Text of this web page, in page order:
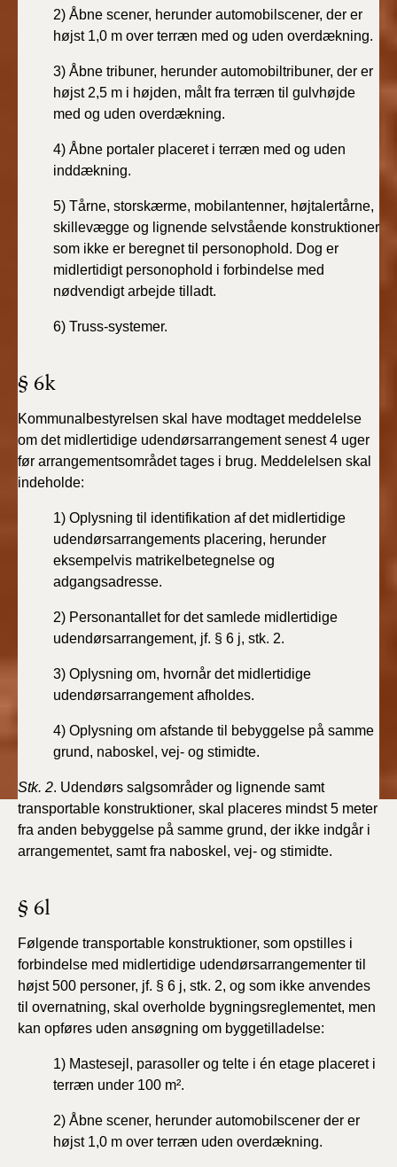
2) Åbne scener, herunder automobilscener, der er
højst 1,0 m over terræn med og uden overdækning.
3) Åbne tribuner, herunder automobiltribuner, der er
højst 2,5 m i højden, målt fra terræn til gulvhøjde
med og uden overdækning.
4) Åbne portaler placeret i terræn med og uden
inddækning.
5) Tårne, storskærme, mobilantenner, højtalertårne,
skillevægge og lignende selvstående konstruktioner
som ikke er beregnet til personophold. Dog er
midlertidigt personophold i forbindelse med
nødvendigt arbejde tilladt.
6) Truss-systemer.
§ 6k
Kommunalbestyrelsen skal have modtaget meddelelse
om det midlertidige udendørsarrangement senest 4 uger
før arrangementsområdet tages i brug. Meddelelsen skal
indeholde:
1) Oplysning til identifikation af det midlertidige
udendørsarrangements placering, herunder
eksempelvis matrikelbetegnelse og
adgangsadresse.
2) Personantallet for det samlede midlertidige
udendørsarrangement, jf. § 6 j, stk. 2.
3) Oplysning om, hvornår det midlertidige
udendørsarrangement afholdes.
4) Oplysning om afstande til bebyggelse på samme
grund, naboskel, vej- og stimidte.
Stk. 2. Udendørs salgsområder og lignende samt
transportable konstruktioner, skal placeres mindst 5 meter
fra anden bebyggelse på samme grund, der ikke indgår i
arrangementet, samt fra naboskel, vej- og stimidte.
§ 6l
Følgende transportable konstruktioner, som opstilles i
forbindelse med midlertidige udendørsarrangementer til
højst 500 personer, jf. § 6 j, stk. 2, og som ikke anvendes
til overnatning, skal overholde bygningsreglementet, men
kan opføres uden ansøgning om byggetilladelse:
1) Mastesejl, parasoller og telte i én etage placeret i
terræn under 100 m².
2) Åbne scener, herunder automobilscener der er
højst 1,0 m over terræn uden overdækning.